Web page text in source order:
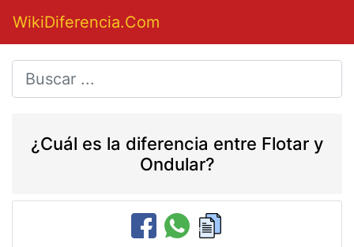
WikiDiferencia.Com
¿Cuál es la diferencia entre Flotar y
Ondular?